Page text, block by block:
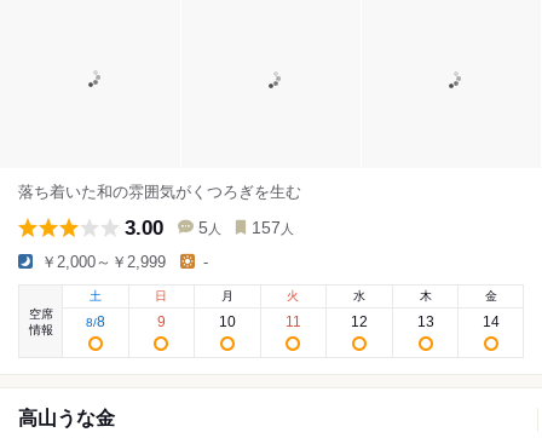
落ち着いた和の雰囲気がくつろぎを生む
3.00 5 人 157 人
￥2,000～￥2,999 -
空席
情報
土
8/8
日
9
月
10
火
11
水
12
木
13
金
14
高山うな金